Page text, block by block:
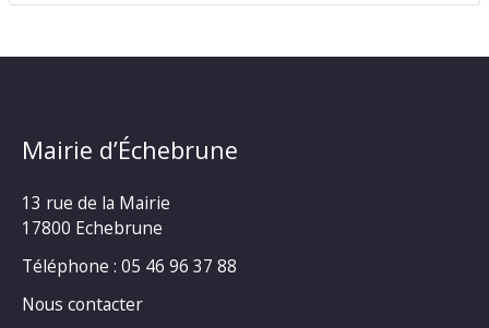
Mairie d’Échebrune
13 rue de la Mairie
17800 Echebrune
Téléphone : 05 46 96 37 88
Nous contacter